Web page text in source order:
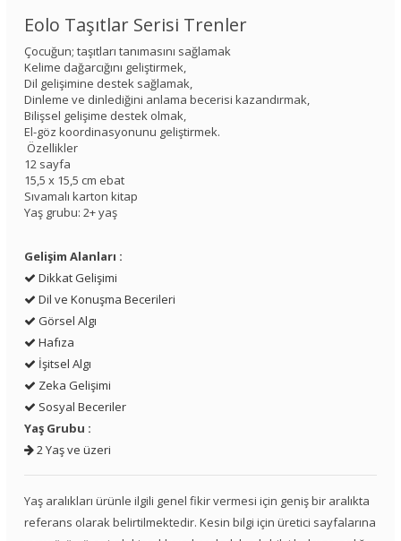
Eolo Taşıtlar Serisi Trenler
Çocuğun; taşıtları tanımasını sağlamak
Kelime dağarcığını geliştirmek,
Dil gelişimine destek sağlamak,
Dinleme ve dinlediğini anlama becerisi kazandırmak,
Bilişsel gelişime destek olmak,
El-göz koordinasyonunu geliştirmek.
Özellikler
12 sayfa
15,5 x 15,5 cm ebat
Sıvamalı karton kitap
Yaş grubu: 2+ yaş
Gelişim Alanları :
Dikkat Gelişimi
Dil ve Konuşma Becerileri
Görsel Algı
Hafıza
İşitsel Algı
Zeka Gelişimi
Sosyal Beceriler
Yaş Grubu :
2 Yaş ve üzeri
Yaş aralıkları ürünle ilgili genel fikir vermesi için geniş bir aralıkta
referans olarak belirtilmektedir. Kesin bilgi için üretici sayfalarına